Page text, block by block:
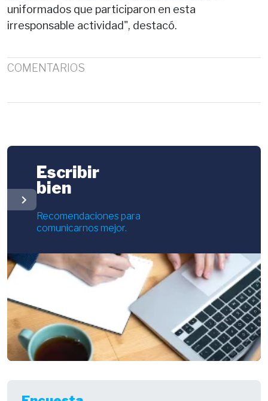
uniformados que participaron en esta
irresponsable actividad", destacó.
COMENTARIOS
chevron_right
Escribir
bien
Recomendaciones para
comunicarnos mejor.